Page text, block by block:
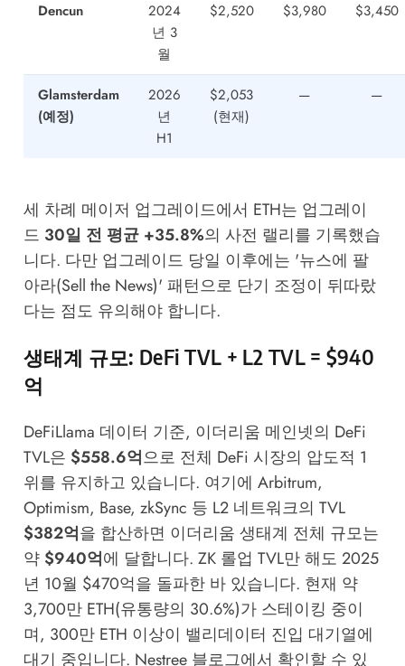
Dencun
2024
년 3
월
$2,520 $3,980 $3,450
Glamsterdam
(예정)
2026
년
H1
$2,053
(현재)
— —
세 차례 메이저 업그레이드에서 ETH는 업그레이
드 30일 전 평균 +35.8%의 사전 랠리를 기록했습
니다. 다만 업그레이드 당일 이후에는 '뉴스에 팔
아라(Sell the News)' 패턴으로 단기 조정이 뒤따랐
다는 점도 유의해야 합니다.
생태계 규모: DeFi TVL + L2 TVL = $940
억
DeFiLlama 데이터 기준, 이더리움 메인넷의 DeFi
TVL은 $558.6억으로 전체 DeFi 시장의 압도적 1
위를 유지하고 있습니다. 여기에 Arbitrum,
Optimism, Base, zkSync 등 L2 네트워크의 TVL
$382억을 합산하면 이더리움 생태계 전체 규모는
약 $940억에 달합니다. ZK 롤업 TVL만 해도 2025
년 10월 $470억을 돌파한 바 있습니다. 현재 약
3,700만 ETH(유통량의 30.6%)가 스테이킹 중이
며, 300만 ETH 이상이 밸리데이터 진입 대기열에
대기 중입니다. Nestree 블로그에서 확인할 수 있